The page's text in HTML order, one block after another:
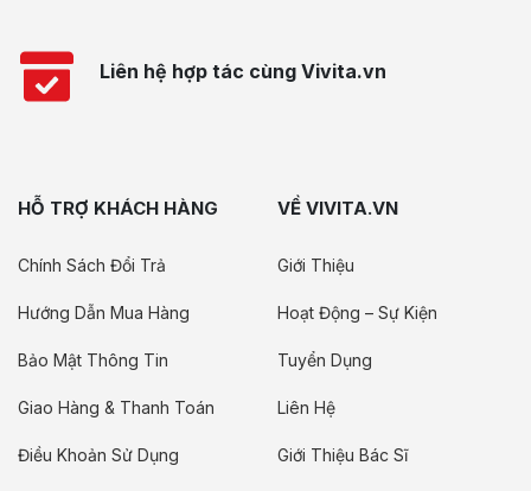
Liên hệ hợp tác cùng Vivita.vn
HỖ TRỢ KHÁCH HÀNG
Chính Sách Đổi Trả
Hướng Dẫn Mua Hàng
Bảo Mật Thông Tin
Giao Hàng & Thanh Toán
Điều Khoản Sử Dụng
VỀ VIVITA.VN
Giới Thiệu
Hoạt Động – Sự Kiện
Tuyển Dụng
Liên Hệ
Giới Thiệu Bác Sĩ